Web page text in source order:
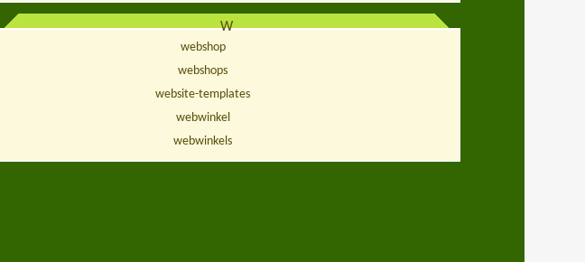
W
webshop
webshops
website-templates
webwinkel
webwinkels